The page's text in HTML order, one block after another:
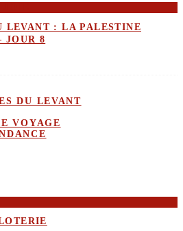
LEVANT : LA PALESTINE
JOUR 8
DU LEVANT
VOYAGE